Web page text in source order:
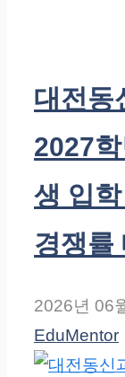
대전동
2027
생 입
경쟁률
2026년 06
EduMentor